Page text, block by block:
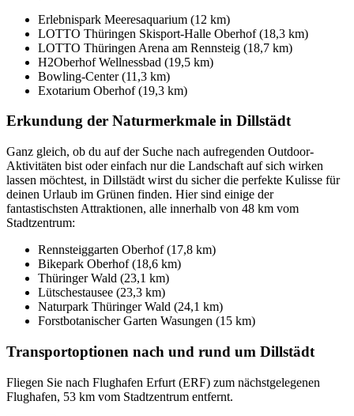
Erlebnispark Meeresaquarium (12 km)
LOTTO Thüringen Skisport-Halle Oberhof (18,3 km)
LOTTO Thüringen Arena am Rennsteig (18,7 km)
H2Oberhof Wellnessbad (19,5 km)
Bowling-Center (11,3 km)
Exotarium Oberhof (19,3 km)
Erkundung der Naturmerkmale in Dillstädt
Ganz gleich, ob du auf der Suche nach aufregenden Outdoor-
Aktivitäten bist oder einfach nur die Landschaft auf sich wirken
lassen möchtest, in Dillstädt wirst du sicher die perfekte Kulisse für
deinen Urlaub im Grünen finden. Hier sind einige der
fantastischsten Attraktionen, alle innerhalb von 48 km vom
Stadtzentrum:
Rennsteiggarten Oberhof (17,8 km)
Bikepark Oberhof (18,6 km)
Thüringer Wald (23,1 km)
Lütschestausee (23,3 km)
Naturpark Thüringer Wald (24,1 km)
Forstbotanischer Garten Wasungen (15 km)
Transportoptionen nach und rund um Dillstädt
Fliegen Sie nach Flughafen Erfurt (ERF) zum nächstgelegenen
Flughafen, 53 km vom Stadtzentrum entfernt.